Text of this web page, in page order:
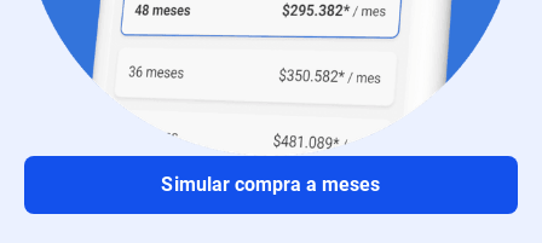
Simular compra a meses